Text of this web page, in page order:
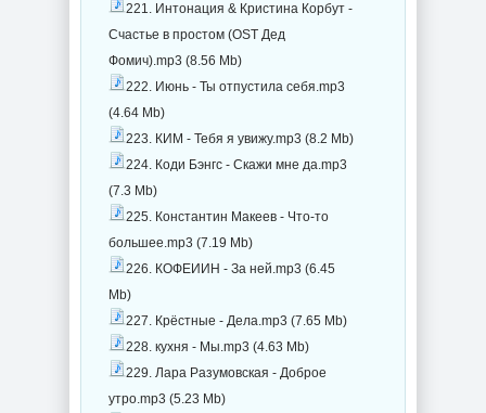
221. Интонация & Кристина Корбут -
Счастье в простом (OST Дед
Фомич).mp3 (8.56 Mb)
222. Июнь - Ты отпустила себя.mp3
(4.64 Mb)
223. КИМ - Тебя я увижу.mp3 (8.2 Mb)
224. Коди Бэнгс - Скажи мне да.mp3
(7.3 Mb)
225. Константин Макеев - Что-то
большее.mp3 (7.19 Mb)
226. КОФЕИИН - За ней.mp3 (6.45
Mb)
227. Крёстные - Дела.mp3 (7.65 Mb)
228. кухня - Мы.mp3 (4.63 Mb)
229. Лара Разумовская - Доброе
утро.mp3 (5.23 Mb)